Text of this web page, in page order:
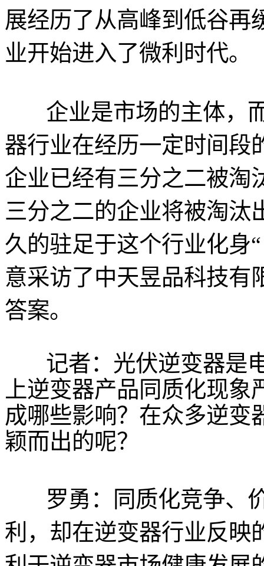
展经历了从高峰到低谷再
业开始进入了微利时代。
企业是市场的主体，
器行业在经历一定时间段
企业已经有三分之二被淘
三分之二的企业将被淘汰
久的驻足于这个行业化身
意采访了中天昱品科技有
答案。
记者：光伏逆变器是
上逆变器产品同质化现
成哪些影响？在众多逆变
颖而出的呢？
罗勇：同质化竞争、
利，却在逆变器行业反映